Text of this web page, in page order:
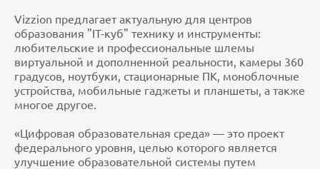
Vizzion предлагает актуальную для центров
образования "IT-куб" технику и инструменты:
любительские и профессиональные шлемы
виртуальной и дополненной реальности, камеры 360
градусов, ноутбуки, стационарные ПК, моноблочные
устройства, мобильные гаджеты и планшеты, а также
многое другое.
«Цифровая образовательная среда» — это проект
федерального уровня, целью которого является
улучшение образовательной системы путем